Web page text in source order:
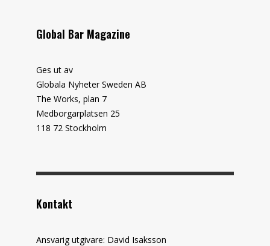
Global Bar Magazine
Ges ut av
Globala Nyheter Sweden AB
The Works, plan 7
Medborgarplatsen 25
118 72 Stockholm
Kontakt
Ansvarig utgivare: David Isaksson